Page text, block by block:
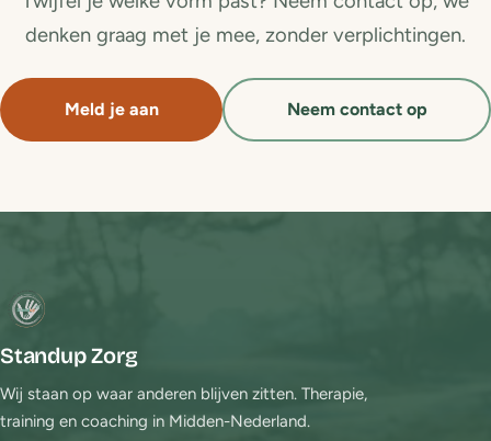
denken graag met je mee, zonder verplichtingen.
Meld je aan Neem contact op
Standup Zorg
Wij staan op waar anderen blijven zitten. Therapie,
training en coaching in Midden-Nederland.